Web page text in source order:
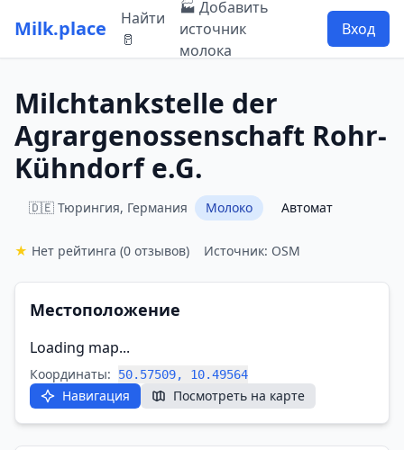
Milk.place
Найти
🥛
🏭 Добавить
источник
молока
Вход
Milchtankstelle der
Agrargenossenschaft Rohr-
Kühndorf e.G.
🇩🇪 Тюрингия, Германия Молоко Автомат
★ Нет рейтинга (0 отзывов) Источник: OSM
Местоположение
Loading map...
Координаты: 50.57509, 10.49564
Навигация Посмотреть на карте